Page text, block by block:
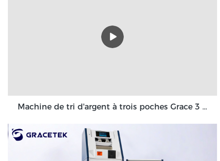
Machine de tri d'argent à trois poches Grace 3 + 1 poche Grace GT-31